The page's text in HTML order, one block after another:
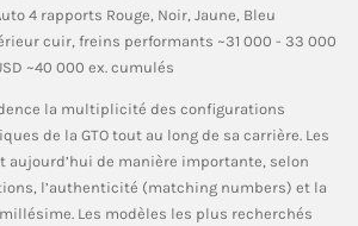
4 rapports Rouge, Noir, Jaune, Bleu
cuir, freins performants ~31 000 - 33 000
~40 000 ex. cumulés
la multiplicité des configurations
de la GTO tout au long de sa carrière. Les
aujourd’hui de manière importante, selon
l’authenticité (matching numbers) et la
Les modèles les plus recherchés